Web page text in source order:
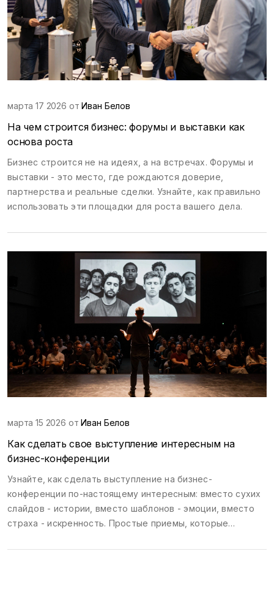
марта 17 2026 отИван Белов
На чем строится бизнес: форумы и выставки как
основа роста
Бизнес строится не на идеях, а на встречах. Форумы и
выставки - это место, где рождаются доверие,
партнерства и реальные сделки. Узнайте, как правильно
использовать эти площадки для роста вашего дела.
марта 15 2026 отИван Белов
Как сделать свое выступление интересным на
бизнес-конференции
Узнайте, как сделать выступление на бизнес-
конференции по-настоящему интересным: вместо сухих
слайдов - истории, вместо шаблонов - эмоции, вместо
страха - искренность. Простые приемы, которые